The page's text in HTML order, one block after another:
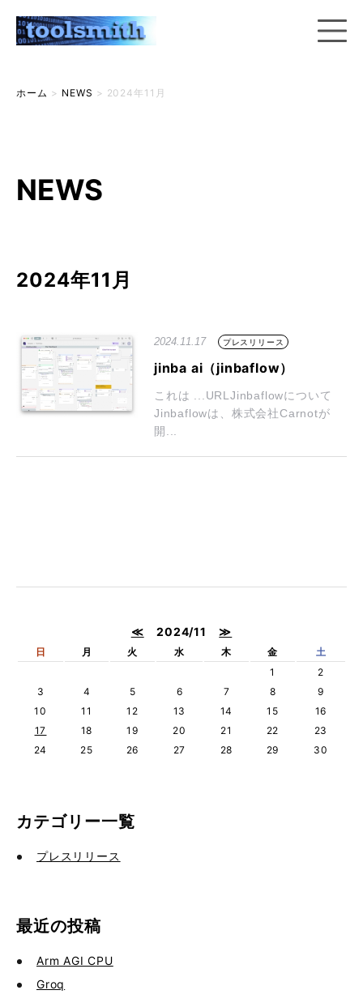
ホーム > NEWS > 2024年11月
NEWS
2024年11月
2024.11.17 プレスリリース
jinba ai（jinbaflow）
これは ...URLJinbaflowについて
Jinbaflowは、株式会社Carnotが
開...
≪ 2024/11 ≫
日 月 火 水 木 金
土
1
2
3
4 5 6 7 8
9
10
11 12 13 14 15
16
17
18 19 20 21 22
23
24
25 26 27 28 29 30
カテゴリー一覧
プレスリリース
最近の投稿
Arm AGI CPU
Groq